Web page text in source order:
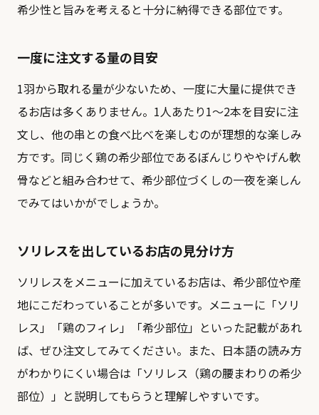
希少性と旨みを考えると十分に納得できる部位です。
一度に注文する量の目安
1羽から取れる量が少ないため、一度に大量に提供でき
るお店は多くありません。1人あたり1〜2本を目安に注
文し、他の串との食べ比べを楽しむのが理想的な楽しみ
方です。同じく鶏の希少部位であるぼんじりややげん軟
骨などと組み合わせて、希少部位づくしの一夜を楽しん
でみてはいかがでしょうか。
ソリレスを出しているお店の見分け方
ソリレスをメニューに加えているお店は、希少部位や産
地にこだわっていることが多いです。メニューに「ソリ
レス」「鶏のフィレ」「希少部位」といった記載があれ
ば、ぜひ注文してみてください。また、日本語の読み方
がわかりにくい場合は「ソリレス（鶏の腰まわりの希少
部位）」と説明してもらうと理解しやすいです。